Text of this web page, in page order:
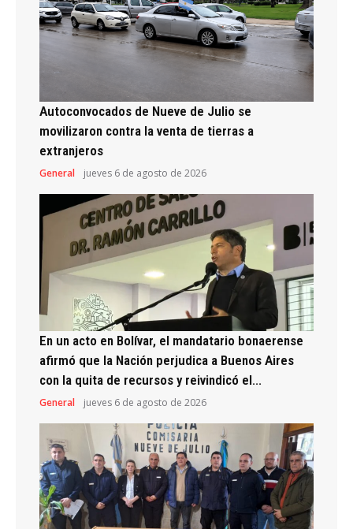
Autoconvocados de Nueve de Julio se
movilizaron contra la venta de tierras a
extranjeros
General jueves 6 de agosto de 2026
En un acto en Bolívar, el mandatario bonaerense
afirmó que la Nación perjudica a Buenos Aires
con la quita de recursos y reivindicó el...
General jueves 6 de agosto de 2026